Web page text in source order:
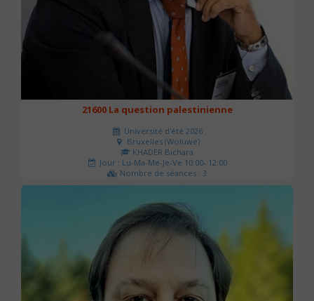
21600 La question palestinienne
Université d'été 2026
Bruxelles (Woluwé)
KHADER Bichara
Jour : Lu-Ma-Me-Je-Ve 10:00- 12:00
Nombre de séances : 3
63 €